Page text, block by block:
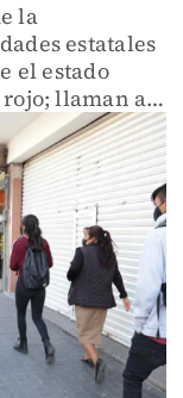
la
estatales
el estado
llaman a
en Pachuca